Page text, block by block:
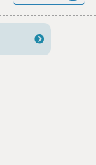
べての方々に